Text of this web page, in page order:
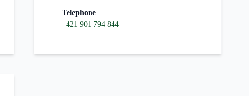
Telephone
+421 901 794 844